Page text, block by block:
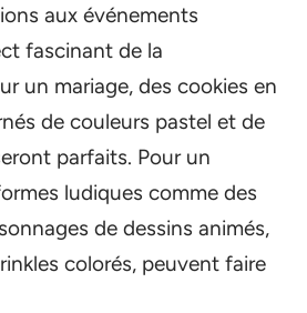
aux événements
fascinant de la
un mariage, des cookies en
de couleurs pastel et de
parfaits. Pour un
ludiques comme des
de dessins animés,
colorés, peuvent faire